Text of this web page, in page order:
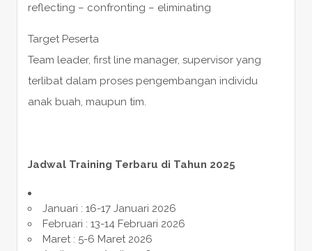
reflecting – confronting – eliminating
Target Peserta
Team leader, first line manager, supervisor yang
terlibat dalam proses pengembangan individu
anak buah, maupun tim.
Jadwal Training Terbaru di Tahun 2025
Januari : 16-17 Januari 2026
Februari : 13-14 Februari 2026
Maret : 5-6 Maret 2026